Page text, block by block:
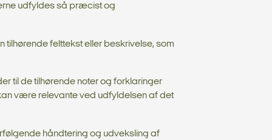
udfyldes så præcist og
tilhørende felttekst eller beskrivelse, som
til de tilhørende noter og forklaringer
være relevante ved udfyldelsen af det
håndtering og udveksling af